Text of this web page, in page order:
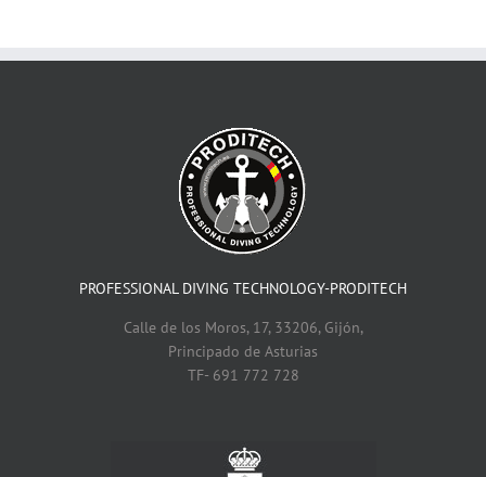
PROFESSIONAL DIVING TECHNOLOGY-PRODITECH
Calle de los Moros, 17, 33206, Gijón,
Principado de Asturias
TF- 691 772 728